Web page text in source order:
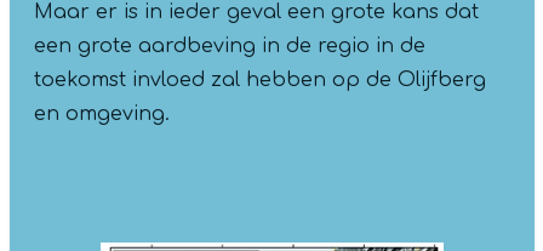
Maar er is in ieder geval een grote kans dat
een grote aardbeving in de regio in de
toekomst invloed zal hebben op de Olijfberg
en omgeving.